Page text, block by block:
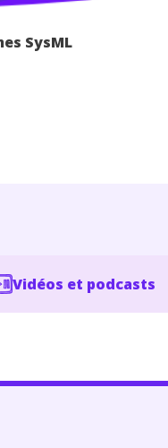
SysML
Vidéos et podcasts